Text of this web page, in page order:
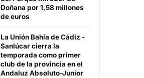
Doñana por 1,58 millones
de euros
La Unión Bahía de Cádiz -
Sanlúcar cierra la
temporada como primer
club de la provincia en el
Andaluz Absoluto-Junior